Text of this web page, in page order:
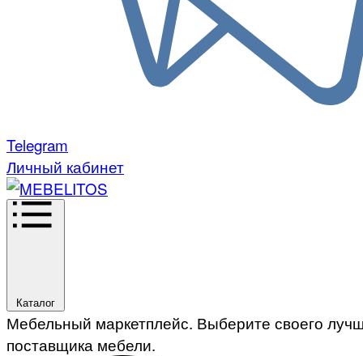
Telegram
Личный кабинет
Каталог
Мебельный маркетплейс. Выберите своего
поставщика мебели.